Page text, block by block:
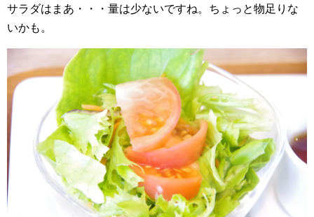
サラダはまあ・・・量は少ないですね。ちょっと物足りな
いかも。